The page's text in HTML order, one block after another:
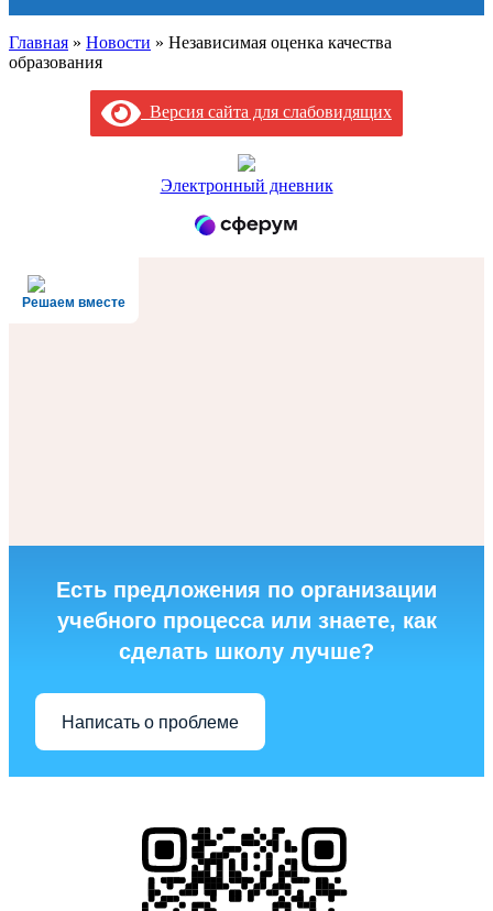
Главная » Новости » Независимая оценка качества
образования
Версия сайта для слабовидящих
Электронный дневник
Решаем вместе
Есть предложения по организации
учебного процесса или знаете, как
сделать школу лучше?
Написать о проблеме